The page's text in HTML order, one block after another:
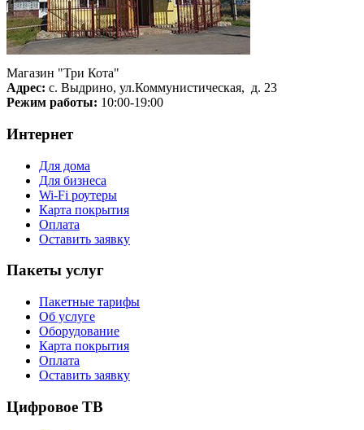
Магазин "Три Кота"
Адрес: с. Выдрино, ул.Коммунистическая, д. 23
Режим работы: 10:00-19:00
Интернет
Для дома
Для бизнеса
Wi-Fi роутеры
Карта покрытия
Оплата
Оставить заявку
Пакеты услуг
Пакетные тарифы
Об услуге
Оборудование
Карта покрытия
Оплата
Оставить заявку
Цифровое ТВ